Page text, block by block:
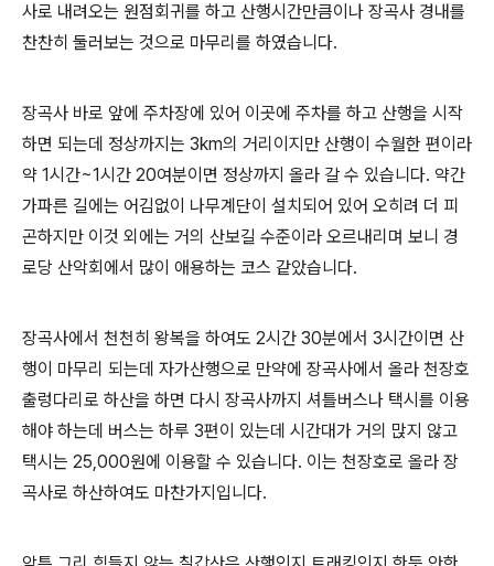
사로 내려오는 원점회귀를 하고 산행시간만큼이나 장곡사 경내를
찬찬히 둘러보는 것으로 마무리를 하였습니다.
장곡사 바로 앞에 주차장에 있어 이곳에 주차를 하고 산행을 시작
하면 되는데 정상까지는 3km의 거리이지만 산행이 수월한 편이라
약 1시간~1시간 20여분이면 정상까지 올라 갈 수 있습니다. 약간
가파른 길에는 어김없이 나무계단이 설치되어 있어 오히려 더 피
곤하지만 이것 외에는 거의 산보길 수준이라 오르내리며 보니 경
로당 산악회에서 많이 애용하는 코스 같았습니다.
장곡사에서 천천히 왕복을 하여도 2시간 30분에서 3시간이면 산
행이 마무리 되는데 자가산행으로 만약에 장곡사에서 올라 천장호
출렁다리로 하산을 하면 다시 장곡사까지 셔틀버스나 택시를 이용
해야 하는데 버스는 하루 3편이 있는데 시간대가 거의 맍지 않고
택시는 25,000원에 이용할 수 있습니다. 이는 천장호로 올라 장
곡사로 하산하여도 마찬가지입니다.